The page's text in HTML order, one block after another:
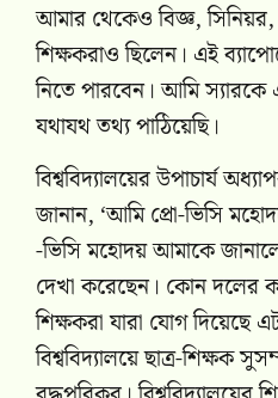
আমার থেকেও বিজ্ঞ, সিনিয়র,
শিক্ষকরাও ছিলেন। এই
নিতে পারবেন। আমি স্যারকে
যথাযথ তথ্য পাঠিয়েছি।
বিশ্ববিদ্যালয়ের উপাচার্য
জানান, ‘আমি প্রো-ভিসি
-ভিসি মহোদয় আমাকে
দেখা করেছেন। কোন দলের
শিক্ষকরা যারা যোগ দিয়েছে
বিশ্ববিদ্যালয়ে ছাত্র-শিক্ষক